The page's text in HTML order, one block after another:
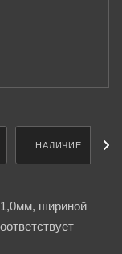
НАЛИЧИЕ
шириной